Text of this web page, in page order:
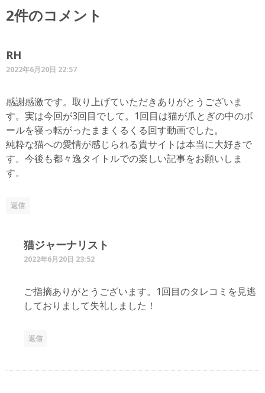
2件のコメント
RH
2022年6月20日 22:57
感謝感激です。取り上げていただきありがとうございま
す。実は今回が3回目でして。1回目は猫が爪とぎの中のボ
ールを寝っ転がったままくるくる回す動画でした。
純粋な猫への愛情が感じられる貴サイトは本当に大好きで
す。今後も都々逸タイトルでの楽しい記事をお願いしま
す。
返信
猫ジャーナリスト
2022年6月20日 23:52
ご指摘ありがとうございます。1回目のタレコミを見逃
しておりまして失礼しました！
返信